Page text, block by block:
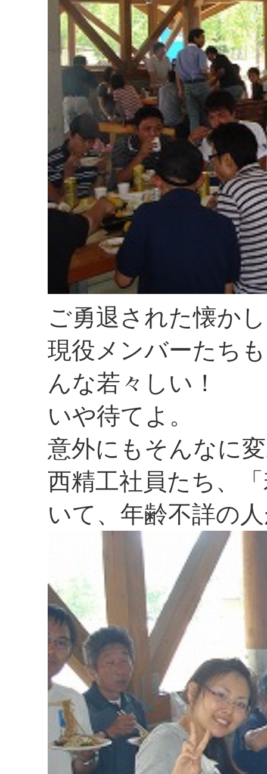
ご勇退された懐か
現役メンバーたち
んな若々しい！
いや待てよ。
意外にもそんなに
西精工社員たち、
いて、年齢不詳の